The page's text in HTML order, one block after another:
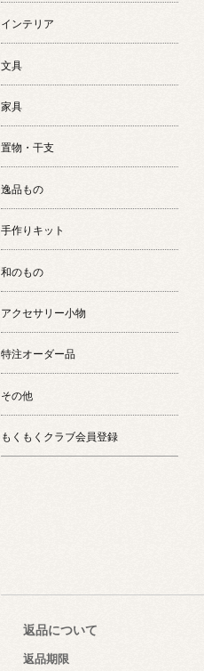
インテリア
文具
家具
置物・干支
逸品もの
手作りキット
和のもの
アクセサリー小物
特注オーダー品
その他
もくもくクラブ会員登録
返品について
返品期限